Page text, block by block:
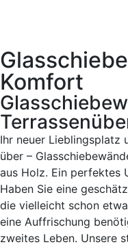
Komfort
Ihr neuer Lieblingsplatz
über –
aus Holz. Ein perfektes
Haben Sie eine
die vielleicht schon
eine Auffrischung
zweites Leben. Unsere